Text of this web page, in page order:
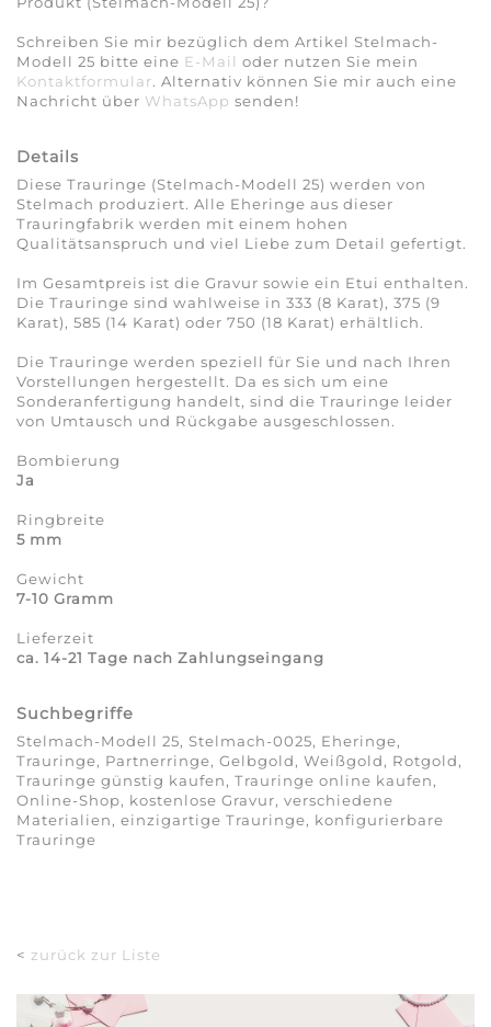
Schreiben Sie mir bezüglich dem Artikel Stelmach-
Modell 25 bitte eine E-Mail oder nutzen Sie mein
Kontaktformular. Alternativ können Sie mir auch eine
Nachricht über WhatsApp senden!
Details
Diese Trauringe (Stelmach-Modell 25) werden von
Stelmach produziert. Alle Eheringe aus dieser
Trauringfabrik werden mit einem hohen
Qualitätsanspruch und viel Liebe zum Detail gefertigt.
Im Gesamtpreis ist die Gravur sowie ein Etui enthalten.
Die Trauringe sind wahlweise in 333 (8 Karat), 375 (9
Karat), 585 (14 Karat) oder 750 (18 Karat) erhältlich.
Die Trauringe werden speziell für Sie und nach Ihren
Vorstellungen hergestellt. Da es sich um eine
Sonderanfertigung handelt, sind die Trauringe leider
von Umtausch und Rückgabe ausgeschlossen.
Bombierung
Ja
Ringbreite
5 mm
Gewicht
7-10 Gramm
Lieferzeit
ca. 14-21 Tage nach Zahlungseingang
Suchbegriffe
Stelmach-Modell 25, Stelmach-0025, Eheringe,
Trauringe, Partnerringe, Gelbgold, Weißgold, Rotgold,
Trauringe günstig kaufen, Trauringe online kaufen,
Online-Shop, kostenlose Gravur, verschiedene
Materialien, einzigartige Trauringe, konfigurierbare
Trauringe
< zurück zur Liste